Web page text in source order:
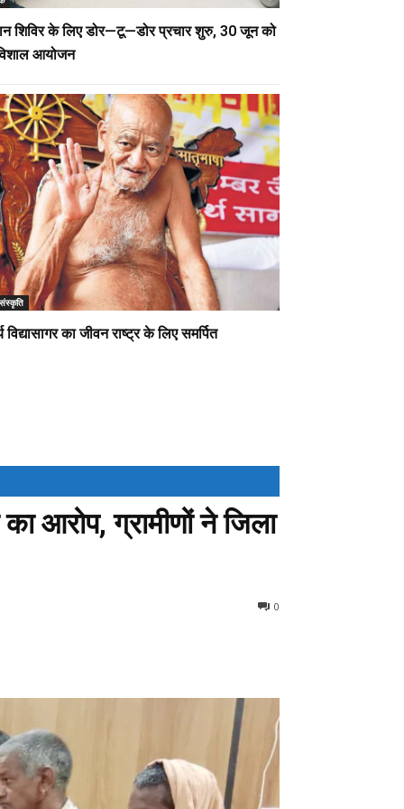
शिविर के लिए डोर—टू—डोर प्रचार शुरु, 30 जून को
आयोजन
विद्यासागर का जीवन राष्ट्र के लिए समर्पित